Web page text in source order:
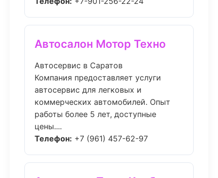
Автосалон Мотор Техно
Автосервис в Саратов
Компания предоставляет услуги
автосервис для легковых и
коммерческих автомобилей. Опыт
работы более 5 лет, доступные
цены....
Телефон: +7 (961) 457-62-97